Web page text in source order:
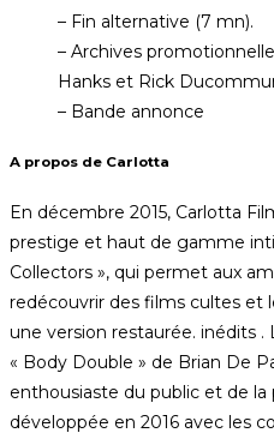
– Fin alternative (7 mn).
– Archives
Hanks et Rick
– Bande annonce
A propos de Carlotta
En décembre 2015, Carlotta
prestige et haut de gamme
Collectors », qui permet aux
redécouvrir des films cultes et
une version restaurée. inédits
« Body Double » de Brian De
enthousiaste du public et de la
développée en 2016 avec les